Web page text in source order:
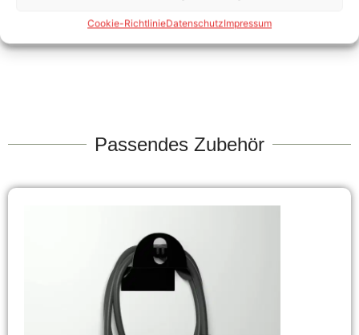
Cookie-RichtlinieDatenschutzImpressum
Nutzbare Kabellänge
Passendes Zubehör